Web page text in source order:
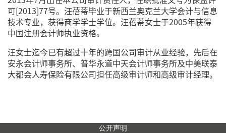
可[2013]77号。汪蓓蒂毕业于新西兰奥克兰大学会计与信息
技术专业，获得商学学士学位。汪蓓蒂女士于2005年获得
中国注册会计师执业资格。
汪女士迄今已有超过十年的跨国公司审计从业经验，先后在
安永会计师事务所、普华永道中天会计师事务所及中美联泰
大都会人寿保险有限公司担任高级审计师和高级审计经理。
公开声明